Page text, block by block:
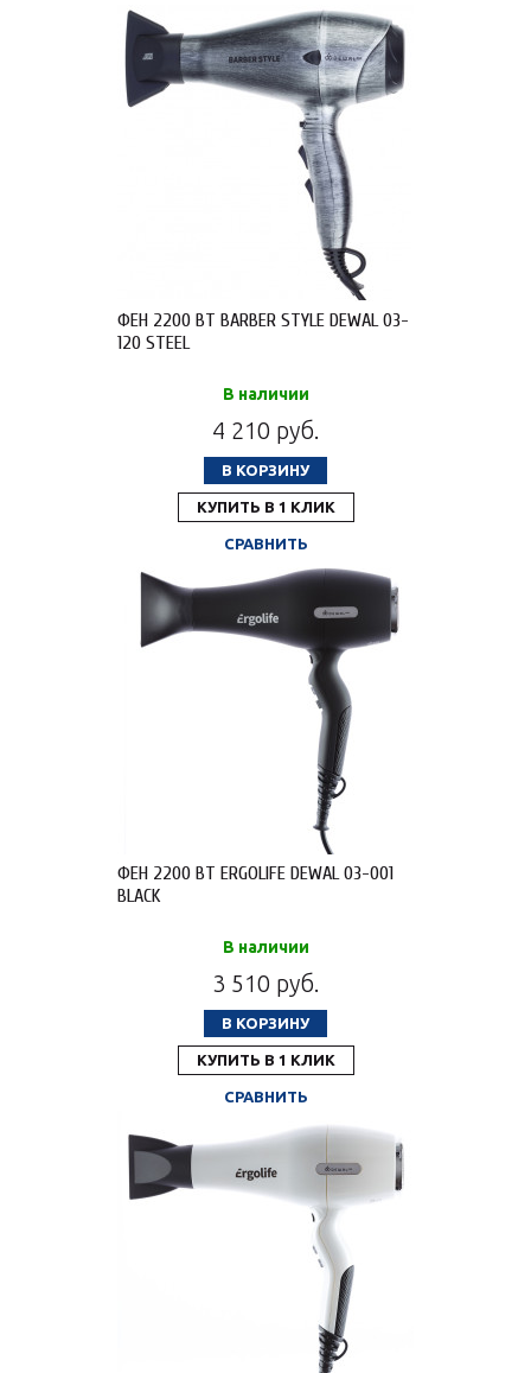
ФЕН 2200 ВТ BARBER STYLE DEWAL 03-
120 STEEL
В наличии
4 210 руб.
В КОРЗИНУ
КУПИТЬ В 1 КЛИК
СРАВНИТЬ
ФЕН 2200 ВТ ERGOLIFE DEWAL 03-001
BLACK
В наличии
3 510 руб.
В КОРЗИНУ
КУПИТЬ В 1 КЛИК
СРАВНИТЬ